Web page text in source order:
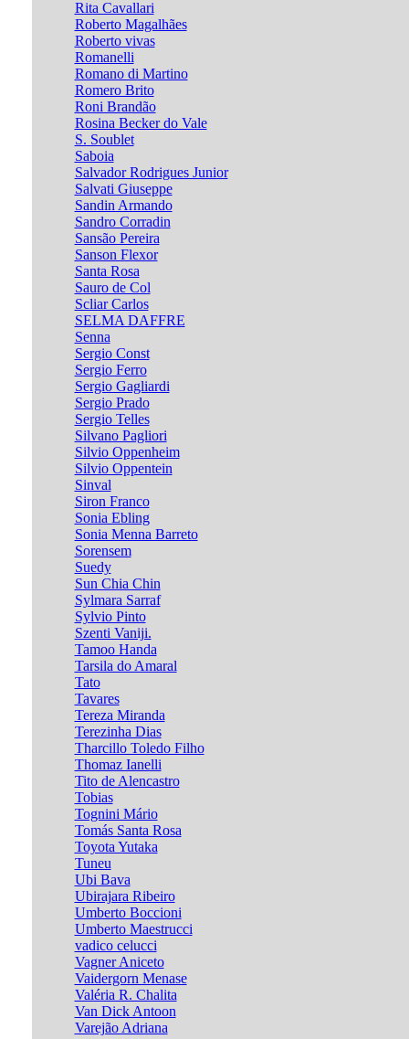
Rita Cavallari
Roberto Magalhães
Roberto vivas
Romanelli
Romano di Martino
Romero Brito
Roni Brandão
Rosina Becker do Vale
S. Soublet
Saboia
Salvador Rodrigues Junior
Salvati Giuseppe
Sandin Armando
Sandro Corradin
Sansão Pereira
Sanson Flexor
Santa Rosa
Sauro de Col
Scliar Carlos
SELMA DAFFRE
Senna
Sergio Const
Sergio Ferro
Sergio Gagliardi
Sergio Prado
Sergio Telles
Silvano Pagliori
Silvio Oppenheim
Silvio Oppentein
Sinval
Siron Franco
Sonia Ebling
Sonia Menna Barreto
Sorensem
Suedy
Sun Chia Chin
Sylmara Sarraf
Sylvio Pinto
Szenti Vaniji.
Tamoo Handa
Tarsila do Amaral
Tato
Tavares
Tereza Miranda
Terezinha Dias
Tharcillo Toledo Filho
Thomaz Ianelli
Tito de Alencastro
Tobias
Tognini Mário
Tomás Santa Rosa
Toyota Yutaka
Tuneu
Ubi Bava
Ubirajara Ribeiro
Umberto Boccioni
Umberto Maestrucci
vadico celucci
Vagner Aniceto
Vaidergorn Menase
Valéria R. Chalita
Van Dick Antoon
Varejão Adriana